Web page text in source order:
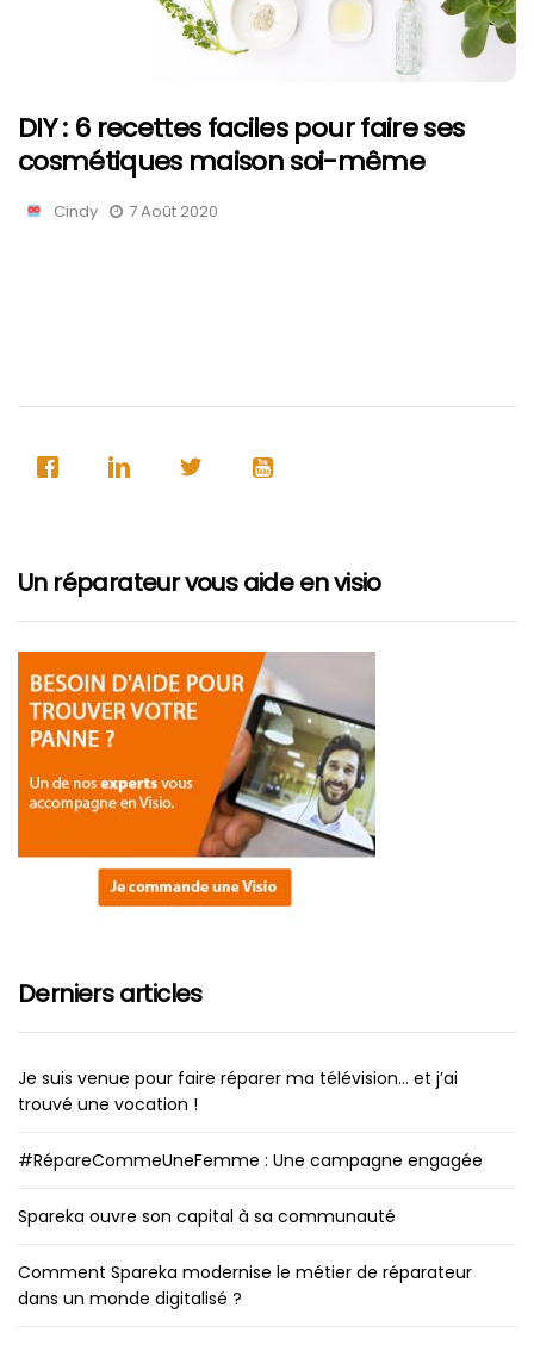
DIY : 6 recettes faciles pour faire ses
cosmétiques maison soi-même
Cindy 7 Août 2020
Un réparateur vous aide en visio
Derniers articles
Je suis venue pour faire réparer ma télévision… et j’ai
trouvé une vocation !
#RépareCommeUneFemme : Une campagne engagée
Spareka ouvre son capital à sa communauté
Comment Spareka modernise le métier de réparateur
dans un monde digitalisé ?